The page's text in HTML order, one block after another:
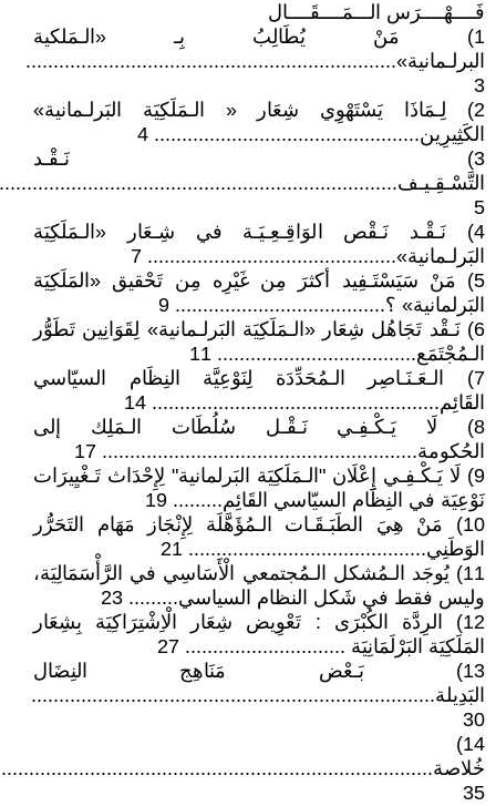
فَــــهْــــرَس الـــمَــــقَــــال
1) مَنْ يُطَالِبُ بِـ «الـمَلكية
البرلـمانية»...................................................................
3
2) لِـمَاذَا يَسْتَهْوِي شِعَار « الـمَلَكِيَة البَرلـمانية»
الكَثِيرِين................................................ 4
3) نَـقْـد
5
4) نَـقْـد نَـقْص الوَاقِـعِـيَـة في شِـعَار «الـمَلَكِيَة
البَرلـمانية»............................................. 7
5) مَنْ سَيَسْتَـفِيد أكثرَ مِن غَيْرِه مِن تَحْقيق «المَلَكِيَة
البَرلمانية» ؟...................................... 9
6) نَـقْد تَجَاهُل شِعَار «الـمَلَكِيَة البَرلـمانية» لِقَوَانِين تَطَوُّر
الـمُجْتَمَع.................................... 11
7) الـعَـنَـاصِر الـمُحَدِّدَة لِنَوْعِيَّة النِظَام السيّاسي
القَائِم.................................................... 14
8) لَا يَـكْـفِـي نَـقْـل سُلُطَات الـمَلِك إلى
الحُكومة......................................................... 17
9) لَا يَـكْـفِـي إِعْلَان "الـمَلَكِيَة البَرلمانية" لِإِحْدَاث تَـغْيِيرَات
نَوْعِيَة في النِظَام السيّاسي القَائِم......... 19
10) مَنْ هِيَ الطَبَـقَـات الـمُؤَهَّلَة لِإِنْجَاز مَهَام التَحَرُّر
الوَطَنِي........................................... 21
11) يُوجَد الـمُشكل الـمُجتمعي الْأَسَاسِي في الرَّأْسَمَالِيَة،
وليس فقط في شَكل النظام السياسي......... 23
12) الرِدَّة الكُبْرَى : تَعْوِيض شِعَار الْاِشْتِرَاكِيَة بِشِعَار
المَلَكِيَة البَرْلَمَانِيَة ............................. 27
13) بَـعْض مَنَاهِج النِضَال
البَدِيلة.........................................................................
30
14)
35